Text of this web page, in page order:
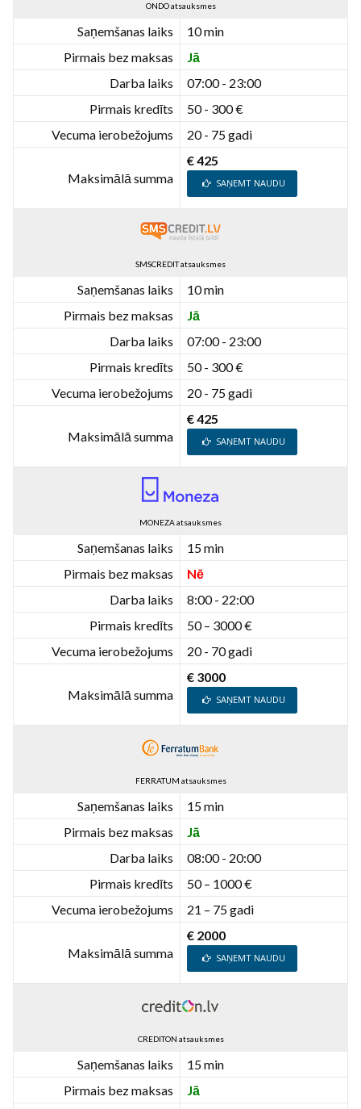
ONDO atsauksmes
Saņemšanas laiks
10 min
Pirmais bez maksas
Jā
Darba laiks
07:00 - 23:00
Pirmais kredīts
50 - 300 €
Vecuma ierobežojums
20 - 75 gadi
Maksimālā summa
€ 425
SAŅEMT NAUDU
SMSCREDIT atsauksmes
Saņemšanas laiks
10 min
Pirmais bez maksas
Jā
Darba laiks
07:00 - 23:00
Pirmais kredīts
50 - 300 €
Vecuma ierobežojums
20 - 75 gadi
Maksimālā summa
€ 425
SAŅEMT NAUDU
MONEZA atsauksmes
Saņemšanas laiks
15 min
Pirmais bez maksas
Nē
Darba laiks
8:00 - 22:00
Pirmais kredīts
50 – 3000 €
Vecuma ierobežojums
20 - 70 gadi
Maksimālā summa
€ 3000
SAŅEMT NAUDU
FERRATUM atsauksmes
Saņemšanas laiks
15 min
Pirmais bez maksas
Jā
Darba laiks
08:00 - 20:00
Pirmais kredīts
50 – 1000 €
Vecuma ierobežojums
21 – 75 gadi
Maksimālā summa
€ 2000
SAŅEMT NAUDU
CREDITON atsauksmes
Saņemšanas laiks
15 min
Pirmais bez maksas
Jā